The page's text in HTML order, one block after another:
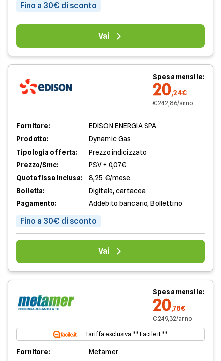
Fino a 30€ di sconto
Vai
Spesa mensile:
20,24€
€ 242,86/anno
Fornitore:
EDISON ENERGIA SPA
Prodotto:
Dynamic Gas
Tipologia offerta:
Prezzo indicizzato
Prezzo/Smc:
PSV + 0,07€
Quota fissa inclusa:
8,25 €/mese
Bolletta:
Digitale, cartacea
Pagamento:
Addebito bancario, Bollettino
Fino a 30€ di sconto
Vai
Spesa mensile:
20,78€
€ 249,32/anno
Tariffa esclusiva ** Facile.it **
Fornitore:
Metamer